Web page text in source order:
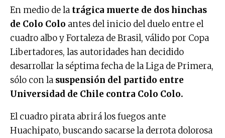
En medio de la trágica muerte de dos hinchas
de Colo Colo antes del inicio del duelo entre el
cuadro albo y Fortaleza de Brasil, válido por Copa
Libertadores, las autoridades han decidido
desarrollar la séptima fecha de la Liga de Primera,
sólo con la suspensión del partido entre
Universidad de Chile contra Colo Colo.
El cuadro pirata abrirá los fuegos ante
Huachipato, buscando sacarse la derrota dolorosa